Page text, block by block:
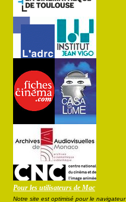
Pour les utilisateurs de Mac
Notre site est optimisé pour le navigateur